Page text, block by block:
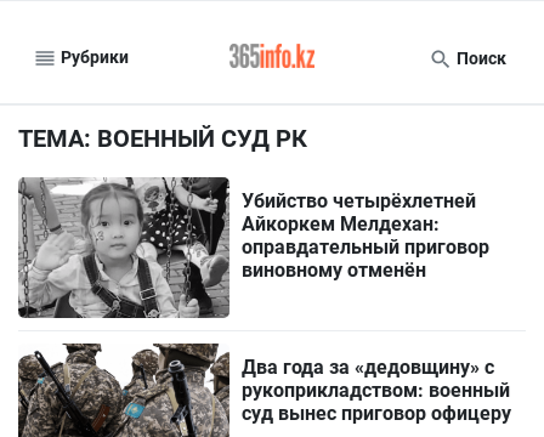
Рубрики Поиск
ТЕМА: ВОЕННЫЙ СУД РК
Убийство четырёхлетней
Айкоркем Мелдехан:
оправдательный приговор
виновному отменён
Два года за «дедовщину» с
рукоприкладством: военный
суд вынес приговор офицеру